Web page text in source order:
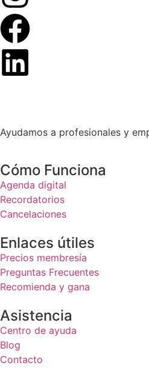
Ayudamos a profesionales y
Cómo Funciona
Agenda digital
Recordatorios
Cancelaciones
Enlaces útiles
Precios membresía
Preguntas Frecuentes
Recomienda y gana
Asistencia
Centro de ayuda
Blog
Contacto